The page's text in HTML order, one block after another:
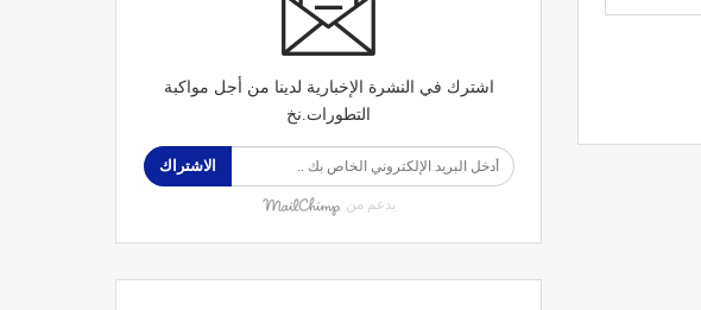
اشترك في النشرة الإخبارية لدينا من أجل مواكبة
التطورات.نخ
الاشتراك
بدعم من